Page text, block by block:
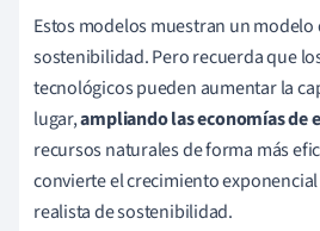
Estos modelos muestran un modelo
sostenibilidad. Pero recuerda que
tecnológicos pueden aumentar la
lugar,ampliando las economías de
recursos naturales de forma más
convierte el crecimiento
realista de sostenibilidad.